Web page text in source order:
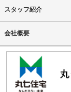
スタッフ紹介
会社概要